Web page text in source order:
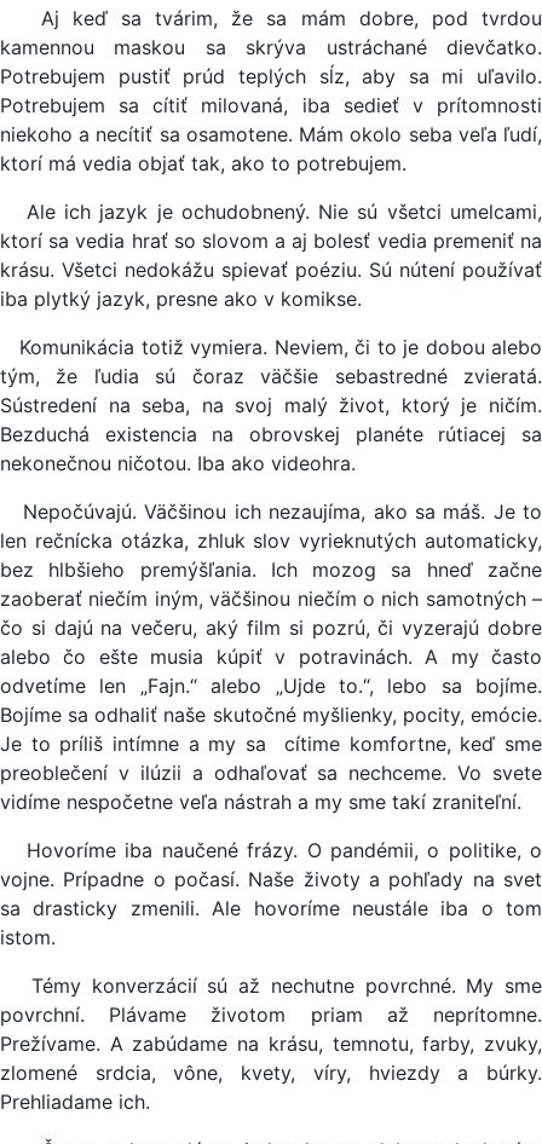
Aj keď sa tvárim, že sa mám dobre, pod tvrdou
kamennou maskou sa skrýva ustráchané dievčatko.
Potrebujem pustiť prúd teplých sĺz, aby sa mi uľavilo.
Potrebujem sa cítiť milovaná, iba sedieť v prítomnosti
niekoho a necítiť sa osamotene. Mám okolo seba veľa ľudí,
ktorí má vedia objať tak, ako to potrebujem.
Ale ich jazyk je ochudobnený. Nie sú všetci umelcami,
ktorí sa vedia hrať so slovom a aj bolesť vedia premeniť na
krásu. Všetci nedokážu spievať poéziu. Sú nútení používať
iba plytký jazyk, presne ako v komikse.
Komunikácia totiž vymiera. Neviem, či to je dobou alebo
tým, že ľudia sú čoraz väčšie sebastredné zvieratá.
Sústredení na seba, na svoj malý život, ktorý je ničím.
Bezduchá existencia na obrovskej planéte rútiacej sa
nekonečnou ničotou. Iba ako videohra.
Nepočúvajú. Väčšinou ich nezaujíma, ako sa máš. Je to
len rečnícka otázka, zhluk slov vyrieknutých automaticky,
bez hlbšieho premýšľania. Ich mozog sa hneď začne
zaoberať niečím iným, väčšinou niečím o nich samotných –
čo si dajú na večeru, aký film si pozrú, či vyzerajú dobre
alebo čo ešte musia kúpiť v potravinách. A my často
odvetíme len „Fajn.“ alebo „Ujde to.“, lebo sa bojíme.
Bojíme sa odhaliť naše skutočné myšlienky, pocity, emócie.
Je to príliš intímne a my sa cítime komfortne, keď sme
preoblečení v ilúzii a odhaľovať sa nechceme. Vo svete
vidíme nespočetne veľa nástrah a my sme takí zraniteľní.
Hovoríme iba naučené frázy. O pandémii, o politike, o
vojne. Prípadne o počasí. Naše životy a pohľady na svet
sa drasticky zmenili. Ale hovoríme neustále iba o tom
istom.
Témy konverzácií sú až nechutne povrchné. My sme
povrchní. Plávame životom priam až neprítomne.
Prežívame. A zabúdame na krásu, temnotu, farby, zvuky,
zlomené srdcia, vône, kvety, víry, hviezdy a búrky.
Prehliadame ich.